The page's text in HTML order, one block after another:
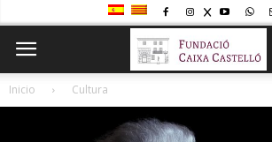
Inicio Cultura